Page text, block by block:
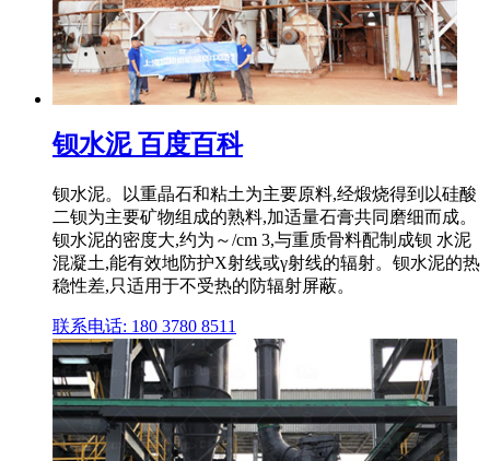
钡水泥 百度百科
钡水泥。以重晶石和粘土为主要原料,经煅烧得到以硅酸
二钡为主要矿物组成的熟料,加适量石膏共同磨细而成。
钡水泥的密度大,约为～/cm 3,与重质骨料配制成钡 水泥
混凝土,能有效地防护X射线或γ射线的辐射。钡水泥的热
稳性差,只适用于不受热的防辐射屏蔽。
联系电话: 180 3780 8511